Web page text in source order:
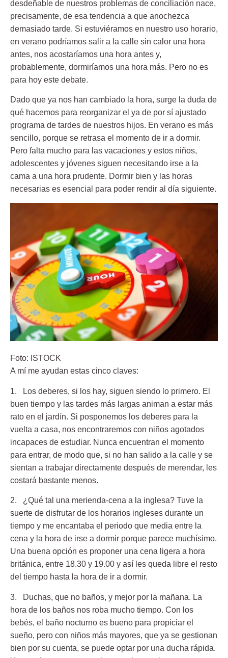
desdeñable de nuestros problemas de conciliación nace,
precisamente, de esa tendencia a que anochezca
demasiado tarde. Si estuviéramos en nuestro uso horario,
en verano podríamos salir a la calle sin calor una hora
antes, nos acostaríamos una hora antes y,
probablemente, dormiríamos una hora más. Pero no es
para hoy este debate.
Dado que ya nos han cambiado la hora, surge la duda de
qué hacemos para reorganizar el ya de por sí ajustado
programa de tardes de nuestros hijos. En verano es más
sencillo, porque se retrasa el momento de ir a dormir.
Pero falta mucho para las vacaciones y estos niños,
adolescentes y jóvenes siguen necesitando irse a la
cama a una hora prudente. Dormir bien y las horas
necesarias es esencial para poder rendir al día siguiente.
Foto: ISTOCK
A mí me ayudan estas cinco claves:
1. Los deberes, si los hay, siguen siendo lo primero. El
buen tiempo y las tardes más largas animan a estar más
rato en el jardín. Si posponemos los deberes para la
vuelta a casa, nos encontraremos con niños agotados
incapaces de estudiar. Nunca encuentran el momento
para entrar, de modo que, si no han salido a la calle y se
sientan a trabajar directamente después de merendar, les
costará bastante menos.
2. ¿Qué tal una merienda-cena a la inglesa? Tuve la
suerte de disfrutar de los horarios ingleses durante un
tiempo y me encantaba el periodo que media entre la
cena y la hora de irse a dormir porque parece muchísimo.
Una buena opción es proponer una cena ligera a hora
británica, entre 18.30 y 19.00 y así les queda libre el resto
del tiempo hasta la hora de ir a dormir.
3. Duchas, que no baños, y mejor por la mañana. La
hora de los baños nos roba mucho tiempo. Con los
bebés, el baño nocturno es bueno para propiciar el
sueño, pero con niños más mayores, que ya se gestionan
bien por su cuenta, se puede optar por una ducha rápida.